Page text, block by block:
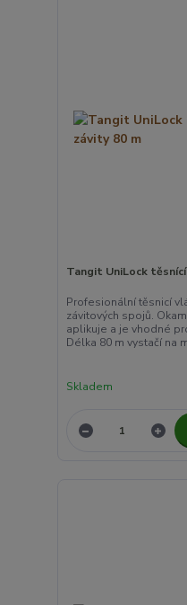
Tangit UniLock
Profesionální těsnicí
závitových spojů.
aplikuje a je vhodné
Délka 80 m vystačí na
Skladem